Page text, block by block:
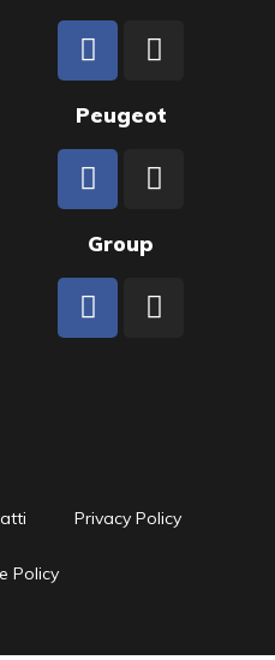
Peugeot
Group
Privacy Policy
Policy